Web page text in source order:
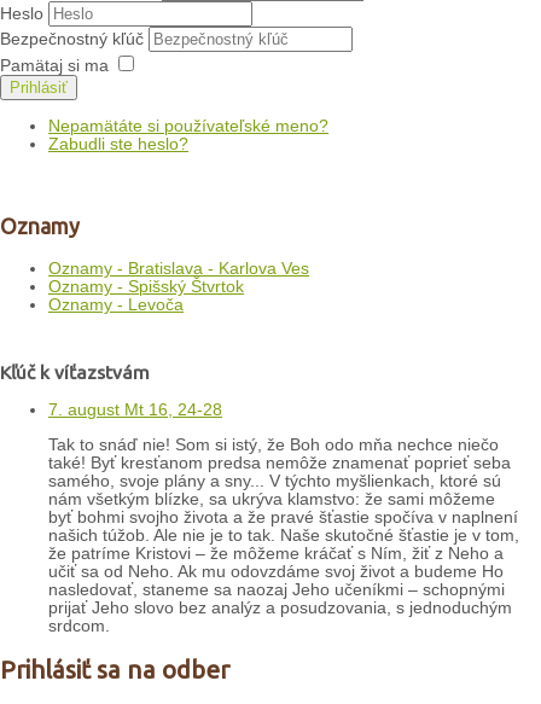
Heslo
Bezpečnostný kľúč
Pamätaj si ma
Prihlásiť
Nepamätáte si používateľské meno?
Zabudli ste heslo?
Oznamy
Oznamy - Bratislava - Karlova Ves
Oznamy - Spišský Štvrtok
Oznamy - Levoča
Kľúč k víťazstvám
7. august Mt 16, 24-28
Tak to snáď nie! Som si istý, že Boh odo mňa nechce niečo
také! Byť kresťanom predsa nemôže znamenať poprieť seba
samého, svoje plány a sny... V týchto myšlienkach, ktoré sú
nám všetkým blízke, sa ukrýva klamstvo: že sami môžeme
byť bohmi svojho života a že pravé šťastie spočíva v naplnení
našich túžob. Ale nie je to tak. Naše skutočné šťastie je v tom,
že patríme Kristovi – že môžeme kráčať s Ním, žiť z Neho a
učiť sa od Neho. Ak mu odovzdáme svoj život a budeme Ho
nasledovať, staneme sa naozaj Jeho učeníkmi – schopnými
prijať Jeho slovo bez analýz a posudzovania, s jednoduchým
srdcom.
Prihlásiť sa na odber